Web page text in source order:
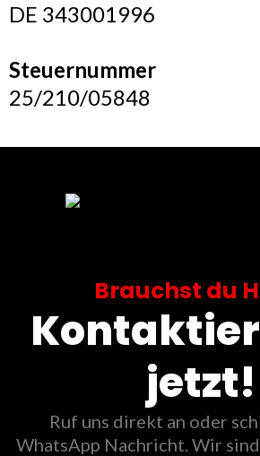
DE 343001996
Steuernummer
25/210/05848
Brauchst du
jetzt!
Ruf uns direkt an oder
WhatsApp Nachricht. Wir sind